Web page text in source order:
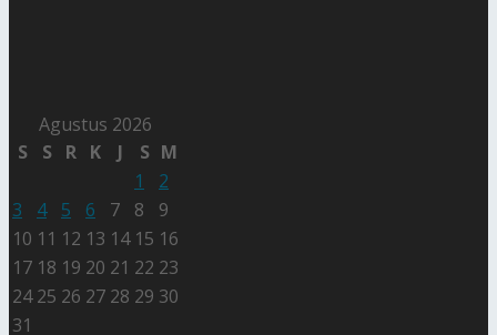
Agustus 2026
S
S R K J S M
1
2
3
4 5 6 7 8
9
10 11 12 13 14 15 16
17 18 19 20 21 22 23
24 25 26 27 28 29 30
31